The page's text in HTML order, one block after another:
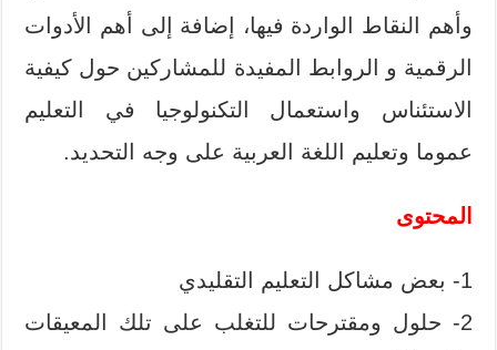
وأهم النقاط الواردة فيها، إضافة إلى أهم الأدوات
الرقمية و الروابط المفيدة للمشاركين حول كيفية
الاستئناس واستعمال التكنولوجيا في التعليم
عموما وتعليم اللغة العربية على وجه التحديد.
المحتوى
1- بعض مشاكل التعليم التقليدي
2- حلول ومقترحات للتغلب على تلك المعيقات